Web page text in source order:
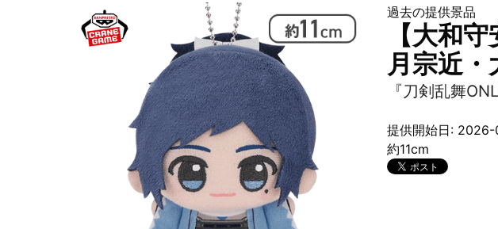
過去の提供景品
【大和
月宗近
『刀剣乱舞
提供開始日:
約11cm